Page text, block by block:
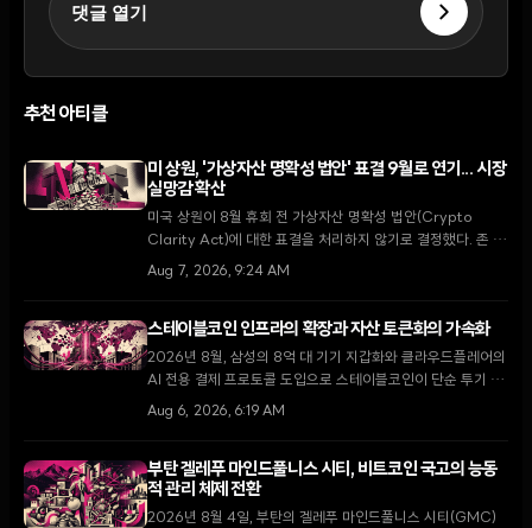
댓글 열기
추천 아티클
미 상원, '가상자산 명확성 법안' 표결 9월로 연기... 시장
실망감 확산
미국 상원이 8월 휴회 전 가상자산 명확성 법안(Crypto
Clarity Act)에 대한 표결을 처리하지 않기로 결정했다. 존 튠
다수당 원내대표는 9월 복귀 후 최우선 과제로 다룰 것을 약속
Aug 7, 2026, 9:24 AM
스테이블코인 인프라의 확장과 자산 토큰화의 가속화
2026년 8월, 삼성의 8억 대 기기 지갑화와 클라우드플레어의
AI 전용 결제 프로토콜 도입으로 스테이블코인이 단순 투기 수
단을 넘어 글로벌 디지털 경제의 핵심 인프라로 자리 잡고 있
Aug 6, 2026, 6:19 AM
부탄 겔레푸 마인드풀니스 시티, 비트코인 국고의 능동
적 관리 체제 전환
2026년 8월 4일, 부탄의 겔레푸 마인드풀니스 시티(GMC)